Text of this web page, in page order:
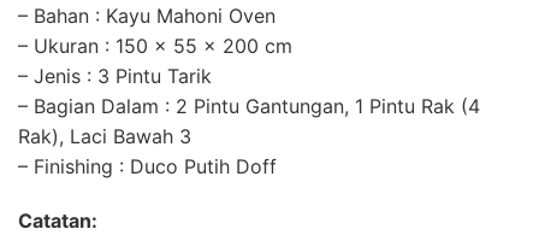
– Bahan : Kayu Mahoni Oven
– Ukuran : 150 x 55 x 200 cm
– Jenis : 3 Pintu Tarik
– Bagian Dalam : 2 Pintu Gantungan, 1 Pintu Rak (4
Rak), Laci Bawah 3
– Finishing : Duco Putih Doff
Catatan: